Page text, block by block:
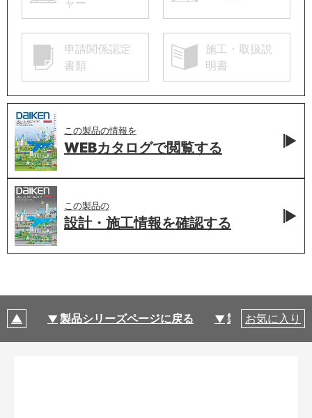
ャー
申請関係認定
書類
施工・取扱説
明書
この製品の情報を
WEBカタログで閲覧する
この製品の
設計・施工情報を確認する
製品シリーズページに戻る 製品仕様
お気に入り